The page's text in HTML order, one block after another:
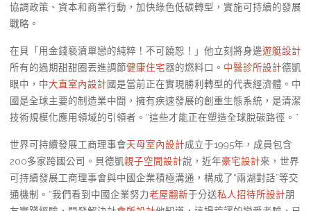
協調政策、資本和商業行動，加快綠色低碳轉型，實施可持續的發展
戰略。
在貝「用金錢褻瀆單戀的純粹！不可饒恕！」他立刻將身邊遊艇設計
所有的過期甜甜圈丟進調節健康住宅器的燃料口。 中醫診所設計德凱
眼中，中大直室內設計國是當前正在實現勝利轉型的代表經濟體。中
國是全球主要的制造業中間，擁有疾速發展的創重生態系統，是清潔
技術規模化應用領域的引領者。“這些才能正在塑造全球脫碳路徑。”
世界可持續發展工商理事會天母室內設計成立于1995年，成員包含
200多家跨國公司。貝德凱親子空間設計說，近年豪宅設計來，世界
可持續發展工商理事會與中國企業積極溝通，構成了“兩湖對話”等交
通機制。“我們看到中國企業努力老屋翻新于分送私人招待所設計朋